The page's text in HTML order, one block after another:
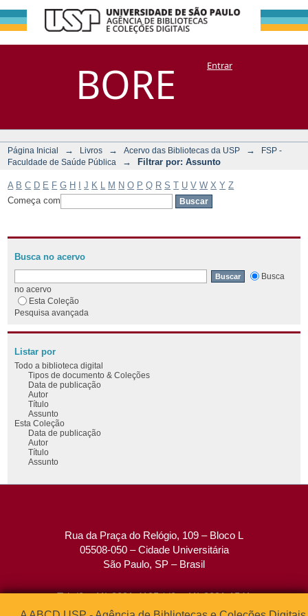
BORE
Filtrar por:
Assunto
DSpace/Manakin + CoriscoEntrar
Página Inicial → Livros → Acervo das Bibliotecas da USP →
FSP -
Faculdade de Saúde Pública
→ Filtrar por: Assunto
A B C D E F G H J K M N O P Q R S T U V W X Y Z
Começa com
Busca no acervo
Busca
no acervo
Esta Coleção
Pesquisa avançada
Listar por
Todo a biblioteca digital
Tipos de documento & Coleções
Data de publicação
Autor
Título
Assunto
Esta Coleção
Data de publicação
Autor
Título
Assunto
Rua da Praça do Relógio, 109 – Bloco L
05508-050 – Cidade Universitária
São Paulo, SP – Brasil
Tel: (0xx11) 3091-4195 / (0xx11) 3091-1541
Fax: (0xx11) 3091-1567